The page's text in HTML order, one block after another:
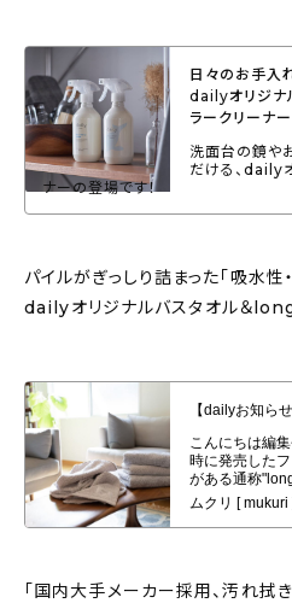
日々のお手入
dailyオリジナ
ラークリーナー
洗面台の鏡や
だける、daily
ナーの登場です！
パイルがぎっしり詰まった「吸水性
dailyオリジナルバスタオル＆
【dailyお知らせ】dailyオリジナルlongフ
「国内大手メーカー採用、汚れ拭